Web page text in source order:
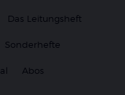
Das Leitungsheft
Sonderhefte
Abos